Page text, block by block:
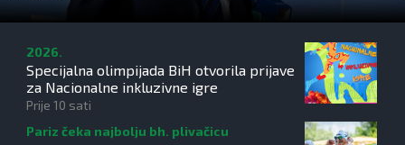
2026.
Specijalna olimpijada BiH otvorila prijave
za Nacionalne inkluzivne igre
Prije 10 sati
Pariz čeka najbolju bh. plivačicu